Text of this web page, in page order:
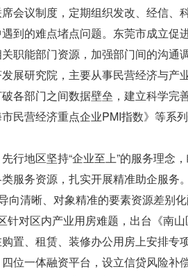
会议制度，定期组织发改、经信、
到的难点堵点问题。东莞市成立促
职能部门资源，加强部门间的沟通
展研究院，主要从事民营经济与产
各部门之间数据壁垒，建立科学完
民营经济重点企业PMI指数》等系列
地区坚持“企业至上”的服务理念
服务资源，扎实开展精准助企服务
向清晰、对象精准的要素资源差别
对区内产业用房难题，出台《南
置、租赁、装修办公用房上安排专
位一体融资平台，设立信贷风险补